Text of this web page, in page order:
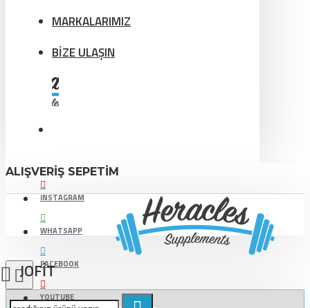
MARKALARIMIZ
BİZE ULAŞIN
ALIŞVERIŞ SEPETIM
INSTAGRAM
WHATSAPP
FACEBOOK
YOUTUBE
JOFİT